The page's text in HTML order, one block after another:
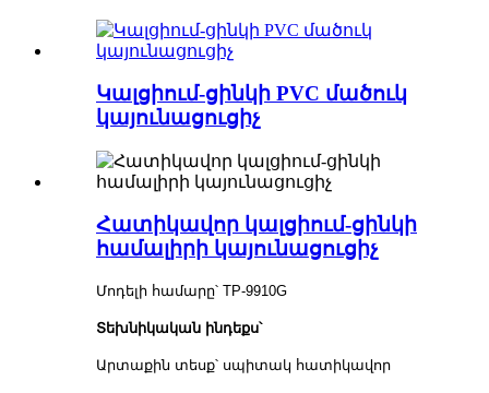
Կալցիում-ցինկի PVC մածուկ
կայունացուցիչ
Հատիկավոր կալցիում-ցինկի
համալիրի կայունացուցիչ
Մոդելի համարը՝ TP-9910G
Տեխնիկական ինդեքս՝
Արտաքին տեսք՝ սպիտակ հատիկավոր